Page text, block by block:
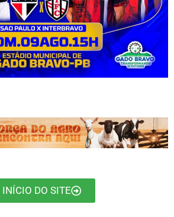
INÍCIO DO SITE